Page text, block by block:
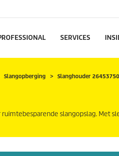
SERVICES
Slangopberging Slanghouder 26453750
slangopslag. Met